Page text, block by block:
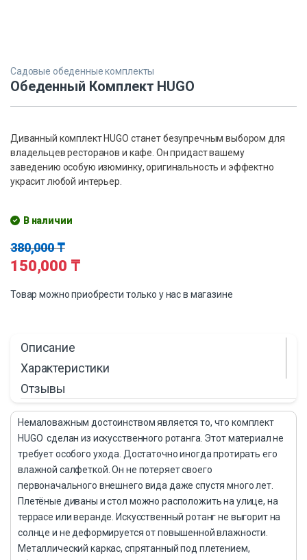
Садовые обеденные комплекты
Обеденный Комплект HUGO
Диванный комплект HUGO станет безупречным выбором для
владельцев ресторанов и кафе. Он придаст вашему
заведению особую изюминку, оригинальность и эффектно
украсит любой интерьер.
В наличии
380,000₸
150,000 ₸
Товар можно приобрести только у нас в магазине
Описание
Характеристики
Отзывы
Немаловажным достоинством является то, что комплект
HUGO сделан из искусственного ротанга. Этот материал не
требует особого ухода. Достаточно иногда протирать его
влажной салфеткой. Он не потеряет своего
первоначального внешнего вида даже спустя много лет.
Плетёные диваны и стол можно расположить на улице, на
террасе или веранде. Искусственный ротанг не выгорит на
солнце и не деформируется от повышенной влажности.
Металлический каркас, спрятанный под плетением,